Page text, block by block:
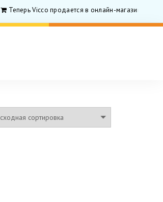
Теперь Vicco продается в онлайн-магазине для